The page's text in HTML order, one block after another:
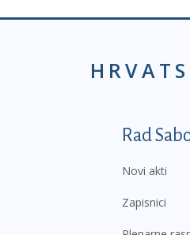
Rad
Novi akti
Zapisnici